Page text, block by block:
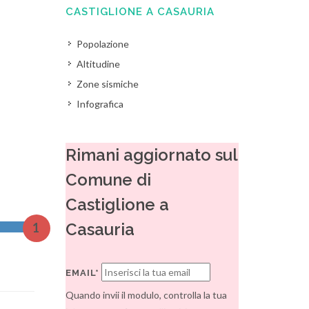
1
CASTIGLIONE A CASAURIA
Popolazione
Altitudine
Zone sismiche
Infografica
Rimani aggiornato sul
Comune di
Castiglione a
Casauria
EMAIL*
Quando invii il modulo, controlla la tua